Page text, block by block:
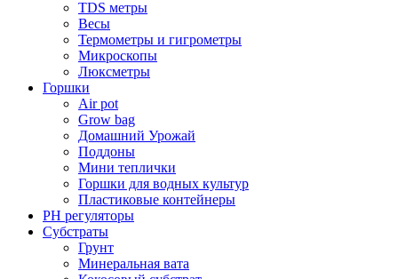
TDS метры
Весы
Термометры и гигрометры
Микроскопы
Люксметры
Горшки
Air pot
Grow bag
Домашний Урожай
Поддоны
Мини теплички
Горшки для водных культур
Пластиковые контейнеры
PH регуляторы
Субстраты
Грунт
Минеральная вата